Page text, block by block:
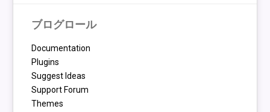
ブログロール
Documentation
Plugins
Suggest Ideas
Support Forum
Themes